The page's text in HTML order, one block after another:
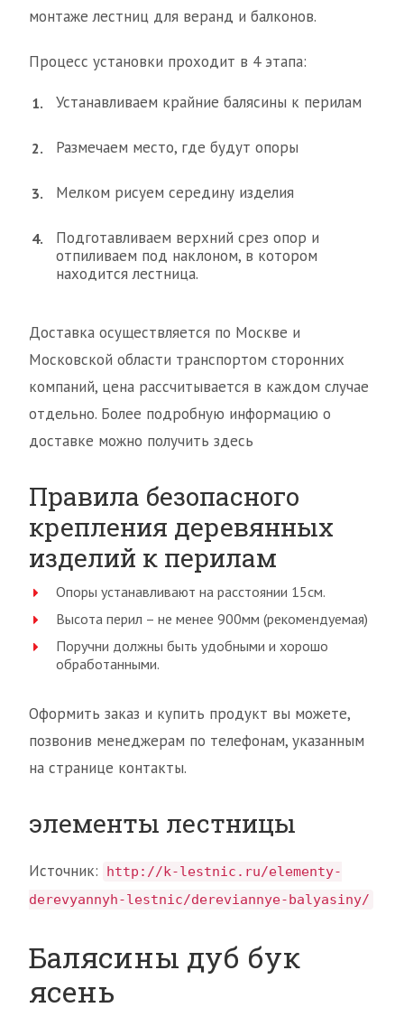
монтаже лестниц для веранд и балконов.
Процесс установки проходит в 4 этапа:
Устанавливаем крайние балясины к перилам
Размечаем место, где будут опоры
Мелком рисуем середину изделия
Подготавливаем верхний срез опор и
отпиливаем под наклоном, в котором
находится лестница.
Доставка осуществляется по Москве и
Московской области транспортом сторонних
компаний, цена рассчитывается в каждом случае
отдельно. Более подробную информацию о
доставке можно получить здесь
Правила безопасного
крепления деревянных
изделий к перилам
Опоры устанавливают на расстоянии 15см.
Высота перил – не менее 900мм (рекомендуемая)
Поручни должны быть удобными и хорошо
обработанными.
Оформить заказ и купить продукт вы можете,
позвонив менеджерам по телефонам, указанным
на странице контакты.
элементы лестницы
Источник:
http://k-lestnic.ru/elementy-
derevyannyh-lestnic/dereviannye-balyasiny/
Балясины дуб бук
ясень